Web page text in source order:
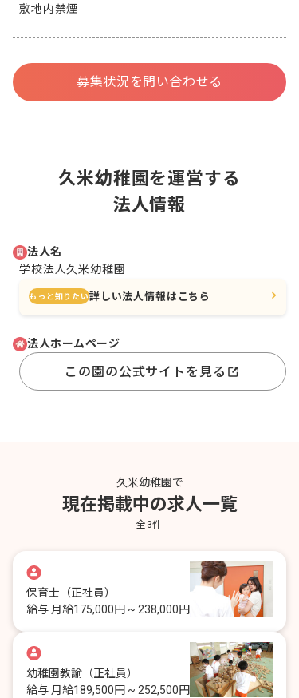
敷地内禁煙
募集状況を問い合わせる
久米幼稚園を運営する
法人情報
法人名
学校法人久米幼稚園
もっと知りたい詳しい法人情報はこちら
法人ホームページ
この園の公式サイトを見る
久米幼稚園で
現在掲載中の求人一覧
全 3件
保育士 （正社員）
給与 月給175,000円 ~ 238,000円
幼稚園教諭 （正社員）
給与 月給189,500円 ~ 252,500円